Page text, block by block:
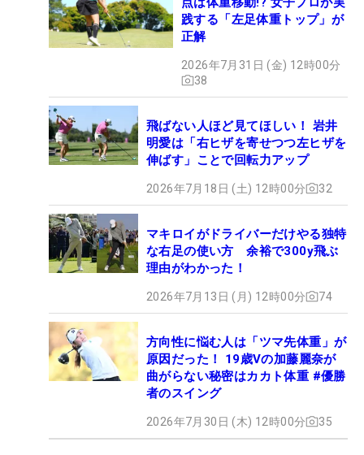
践する「左足体重トップ」が
正解
2026年7月31日 (金) 12時00分
38
飛ばない人ほど見てほしい！ 岩井
明愛は「右ヒザを寄せつつ左ヒザを
伸ばす」ことで回転力アップ
2026年7月18日 (土) 12時00分 32
マキロイがドライバーだけやる独特
な右足の使い方 余裕で300y飛ぶ
理由がわかった！
2026年7月13日 (月) 12時00分 74
方向性に悩む人は「ツマ先体重」が
原因だった！ 19歳Vの加藤麗奈が
曲がらない秘密はカカト体重 #優勝
者のスイング
2026年7月30日 (木) 12時00分 35